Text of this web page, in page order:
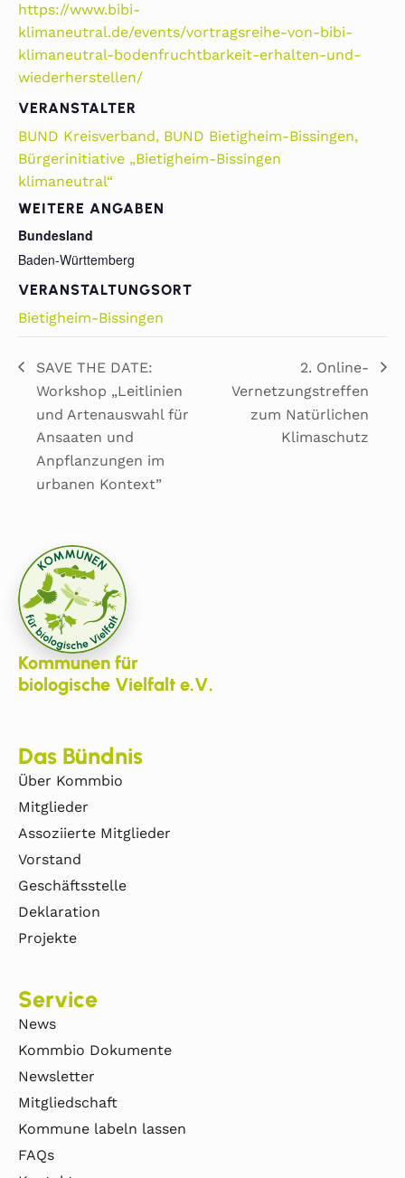
https://www.bibi-
klimaneutral.de/events/vortragsreihe-von-bibi-
klimaneutral-bodenfruchtbarkeit-erhalten-und-
wiederherstellen/
VERANSTALTUNGSORT
Bietigheim-Bissingen
VERANSTALTER
BUND Kreisverband, BUND Bietigheim-Bissingen,
Bürgerinitiative „Bietigheim-Bissingen
klimaneutral“
WEITERE ANGABEN
Bundesland
Baden-Württemberg
SAVE THE DATE:
Workshop „Leitlinien
und Artenauswahl für
Ansaaten und
Anpflanzungen im
urbanen Kontext”
2. Online-
Vernetzungstreffen
zum Natürlichen
Klimaschutz
Kommunen für
biologische Vielfalt e.V.
Das Bündnis
Über Kommbio
Mitglieder
Assoziierte Mitglieder
Vorstand
Geschäftsstelle
Deklaration
Projekte
Service
News
Kommbio Dokumente
Newsletter
Mitgliedschaft
Kommune labeln lassen
FAQs